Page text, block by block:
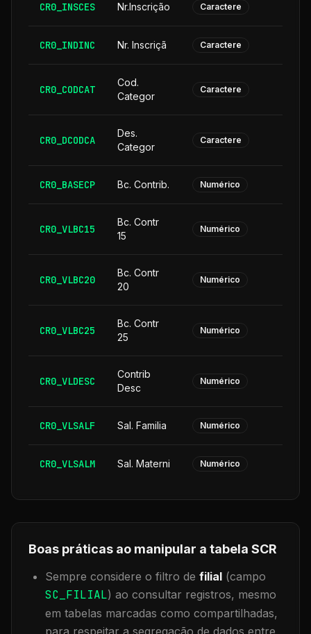
CR0_INSCES Nr.Inscrição Caractere
CR0_INDINC Nr. Inscriçã Caractere
CR0_CODCAT
Cod.
Categor
Caractere
CR0_DCODCA
Des.
Categor
Caractere
CR0_BASECP Bc. Contrib. Numérico
CR0_VLBC15
Bc. Contr
15
Numérico
CR0_VLBC20
Bc. Contr
20
Numérico
CR0_VLBC25
Bc. Contr
25
Numérico
CR0_VLDESC
Contrib
Desc
Numérico
CR0_VLSALF Sal. Familia Numérico
CR0_VLSALM Sal. Materni Numérico
Boas práticas ao manipular a tabela SCR
Sempre considere o filtro de filial (campo
SC_FILIAL) ao consultar registros, mesmo
em tabelas marcadas como compartilhadas,
para respeitar a segregação de dados entre